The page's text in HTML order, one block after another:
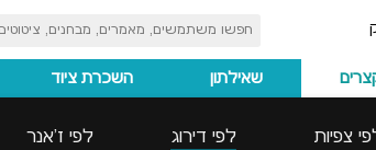
שאילתון השכרת ציוד
צפיות לפי דירוג לפי ז'אנר